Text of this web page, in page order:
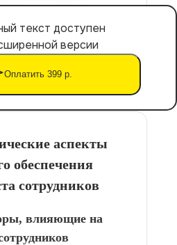
текст доступен
версии
Оплатить 399 р.
аспекты
обеспечения
сотрудников
влияющие на